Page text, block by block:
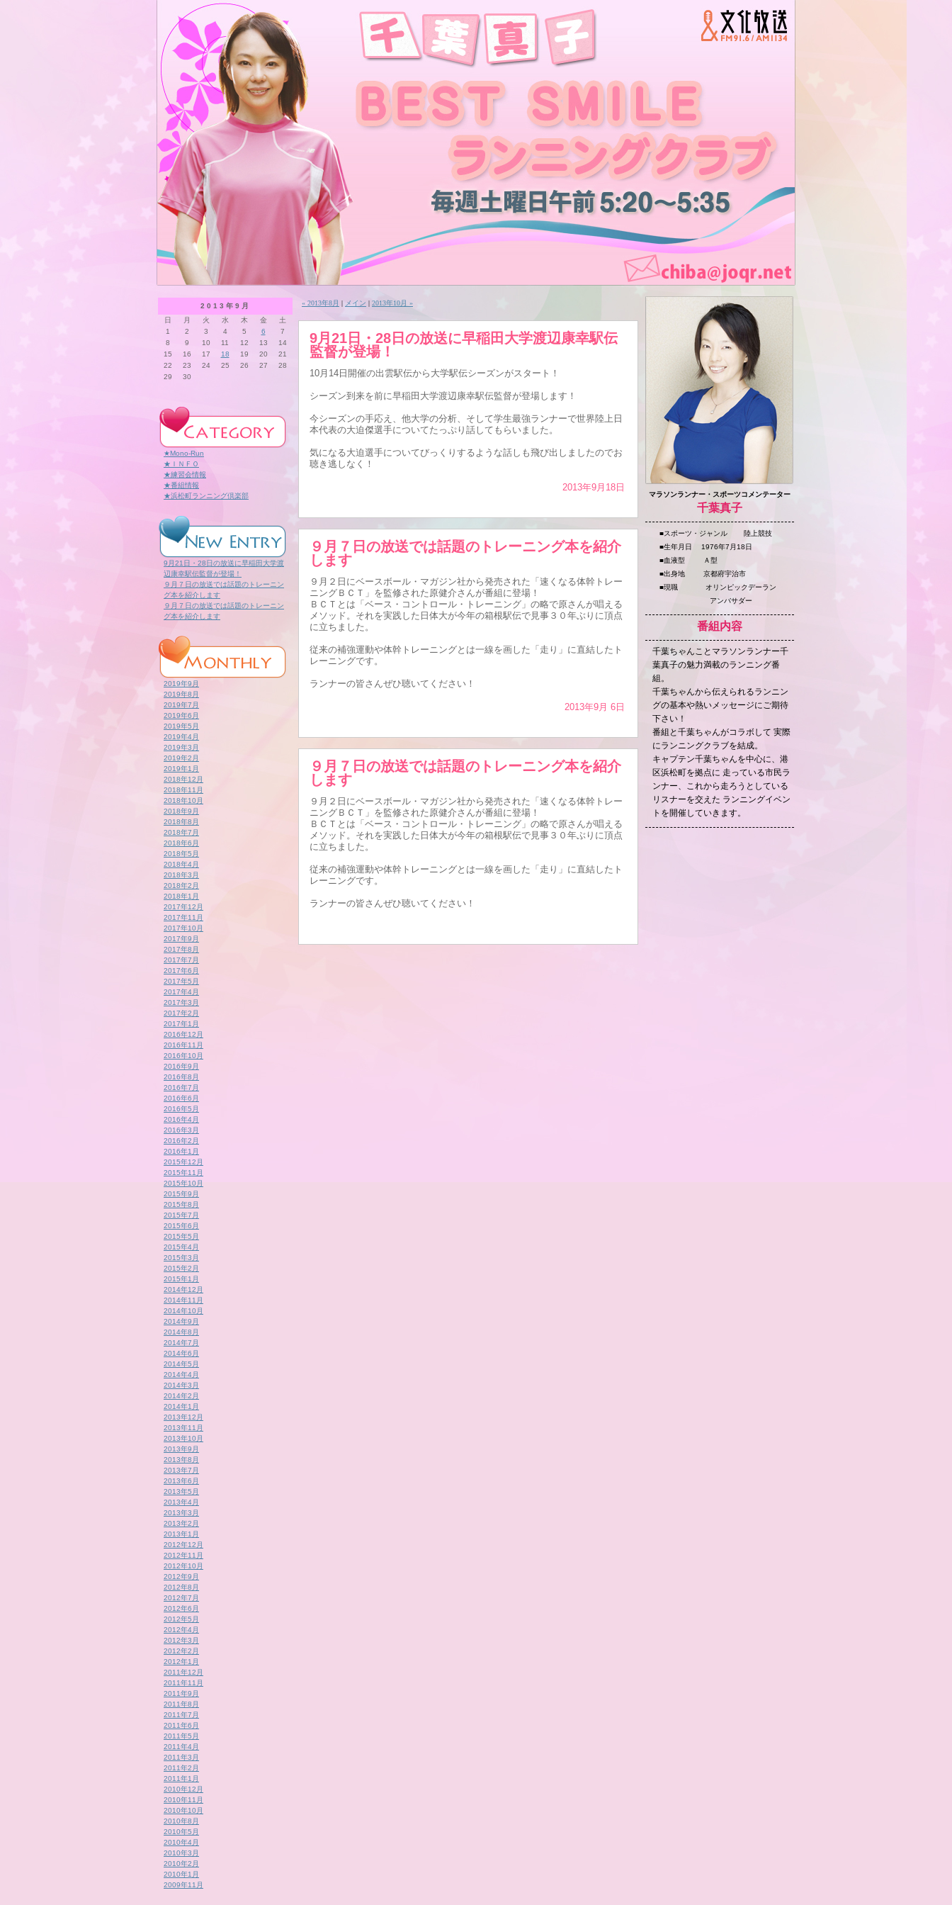
2013年9月
日
月 火 水 木 金
土
1
2 3 4 5 6
7
8
9 10 11 12 13
14
15
16 17 18 19 20
21
22
23 24 25 26 27
28
29
30
★Mono-Run
★ＩＮＦＯ
★練習会情報
★番組情報
★浜松町ランニング倶楽部
9月21日・28日の放送に早稲田大学渡
辺康幸駅伝監督が登場！
９月７日の放送では話題のトレーニン
グ本を紹介します
９月７日の放送では話題のトレーニン
グ本を紹介します
2019年9月
2019年8月
2019年7月
2019年6月
2019年5月
2019年4月
2019年3月
2019年2月
2019年1月
2018年12月
2018年11月
2018年10月
2018年9月
2018年8月
2018年7月
2018年6月
2018年5月
2018年4月
2018年3月
2018年2月
2018年1月
2017年12月
2017年11月
2017年10月
2017年9月
2017年8月
2017年7月
2017年6月
2017年5月
2017年4月
2017年3月
2017年2月
2017年1月
2016年12月
2016年11月
2016年10月
2016年9月
2016年8月
2016年7月
2016年6月
2016年5月
2016年4月
2016年3月
2016年2月
2016年1月
2015年12月
2015年11月
2015年10月
2015年9月
2015年8月
2015年7月
2015年6月
2015年5月
2015年4月
2015年3月
2015年2月
2015年1月
2014年12月
2014年11月
2014年10月
2014年9月
2014年8月
2014年7月
2014年6月
2014年5月
2014年4月
2014年3月
2014年2月
2014年1月
2013年12月
2013年11月
2013年10月
2013年9月
2013年8月
2013年7月
2013年6月
2013年5月
2013年4月
2013年3月
2013年2月
2013年1月
2012年12月
2012年11月
2012年10月
2012年9月
2012年8月
2012年7月
2012年6月
2012年5月
2012年4月
2012年3月
2012年2月
2012年1月
2011年12月
2011年11月
2011年9月
2011年8月
2011年7月
2011年6月
2011年5月
2011年4月
2011年3月
2011年2月
2011年1月
2010年12月
2010年11月
2010年10月
2010年8月
2010年5月
2010年4月
2010年3月
2010年2月
2010年1月
2009年11月
« 2013年8月 | メイン | 2013年10月 »
9月21日・28日の放送に早稲田大学渡辺康幸駅伝
監督が登場！
10月14日開催の出雲駅伝から大学駅伝シーズンがスタート！
シーズン到来を前に早稲田大学渡辺康幸駅伝監督が登場します！
今シーズンの手応え、他大学の分析、そして学生最強ランナーで世界陸上日
本代表の大迫傑選手についてたっぷり話してもらいました。
気になる大迫選手についてびっくりするような話しも飛び出しましたのでお
聴き逃しなく！
2013年9月18日
９月７日の放送では話題のトレーニング本を紹介
します
９月２日にベースボール・マガジン社から発売された「速くなる体幹トレー
ニングＢＣＴ」を監修された原健介さんが番組に登場！
ＢＣＴとは「ベース・コントロール・トレーニング」の略で原さんが唱える
メソッド。それを実践した日体大が今年の箱根駅伝で見事３０年ぶりに頂点
に立ちました。
従来の補強運動や体幹トレーニングとは一線を画した「走り」に直結したト
レーニングです。
ランナーの皆さんぜひ聴いてください！
2013年9月 6日
９月７日の放送では話題のトレーニング本を紹介
します
９月２日にベースボール・マガジン社から発売された「速くなる体幹トレー
ニングＢＣＴ」を監修された原健介さんが番組に登場！
ＢＣＴとは「ベース・コントロール・トレーニング」の略で原さんが唱える
メソッド。それを実践した日体大が今年の箱根駅伝で見事３０年ぶりに頂点
に立ちました。
従来の補強運動や体幹トレーニングとは一線を画した「走り」に直結したト
レーニングです。
ランナーの皆さんぜひ聴いてください！
マラソンランナー・スポーツコメンテーター
千葉真子
■スポーツ・ジャンル 陸上競技
■生年月日 1976年7月18日
■血液型 Ａ型
■出身地 京都府宇治市
■現職 オリンピックデーラン
アンバサダー
番組内容
千葉ちゃんことマラソンランナー千
葉真子の魅力満載のランニング番
組。
千葉ちゃんから伝えられるランニン
グの基本や熱いメッセージにご期待
下さい！
番組と千葉ちゃんがコラボして 実際
にランニングクラブを結成。
キャプテン千葉ちゃんを中心に、港
区浜松町を拠点に 走っている市民ラ
ンナー、これから走ろうとしている
リスナーを交えた ランニングイベン
トを開催していきます。